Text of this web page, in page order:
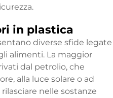
in plastica
diverse sfide legate
alimenti. La maggior
dal petrolio, che
alla luce solare o ad
nelle sostanze